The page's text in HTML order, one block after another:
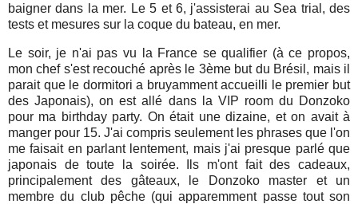
baigner dans la mer. Le 5 et 6, j'assisterai au Sea trial, des
tests et mesures sur la coque du bateau, en mer.
Le soir, je n'ai pas vu la France se qualifier (à ce propos,
mon chef s'est recouché après le 3ème but du Brésil, mais il
parait que le dormitori a bruyamment accueilli le premier but
des Japonais), on est allé dans
la VIP room du Donzoko
pour ma birthday party. On était une dizaine, et on avait à
manger pour 15. J'ai compris seulement les phrases que l'on
me faisait en parlant lentement, mais j'ai presque parlé que
japonais de toute la soirée. Ils m'ont fait des cadeaux,
principalement des gâteaux, le Donzoko master et un
membre du club pêche (qui apparemment passe tout son